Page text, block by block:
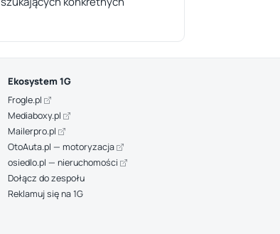
Ekosystem 1G
Frogle.pl
Mediaboxy.pl
Mailerpro.pl
OtoAuta.pl — motoryzacja
osiedlo.pl — nieruchomości
Dołącz do zespołu
Reklamuj się na 1G